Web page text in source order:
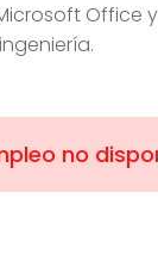
Office
no